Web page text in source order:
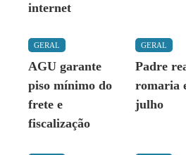
internet
GERAL
AGU garante
piso mínimo do
frete e
fiscalização
GERAL
Padre
romaria
julho